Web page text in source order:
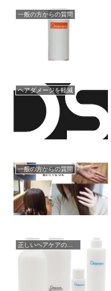
一般の方からの質問
ヘアダメージを軽減
一般の方からの質問
正しいヘアケアの仕方